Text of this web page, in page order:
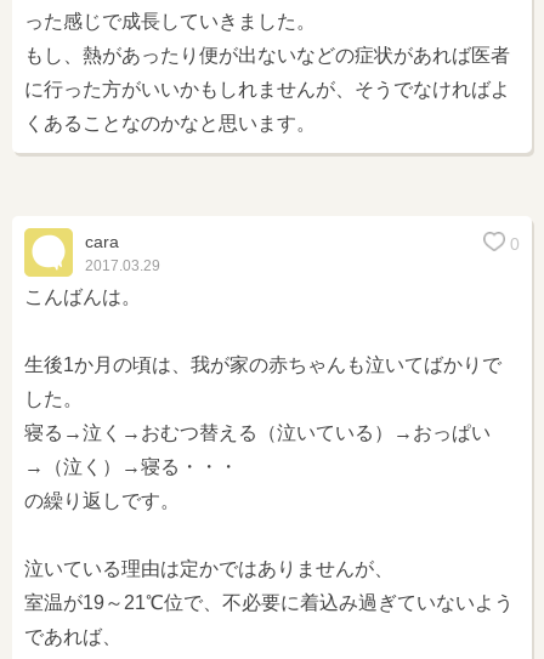
った感じで成長していきました。
もし、熱があったり便が出ないなどの症状があれば医者
に行った方がいいかもしれませんが、そうでなければよ
くあることなのかなと思います。
cara
2017.03.29
0
こんばんは。
生後1か月の頃は、我が家の赤ちゃんも泣いてばかりで
した。
寝る→泣く→おむつ替える（泣いている）→おっぱい
→（泣く）→寝る・・・
の繰り返しです。
泣いている理由は定かではありませんが、
室温が19～21℃位で、不必要に着込み過ぎていないよう
であれば、